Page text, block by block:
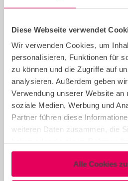
Diese Webseite verwendet
Wir verwenden Cookies, um
personalisieren, Funktionen für
zu können und die Zugriffe auf
analysieren. Außerdem geben
Verwendung unserer Website an
soziale Medien, Werbung und
Partner führen diese
weiteren Daten zusammen, die
gesammelt haben.
Alle Cookies
KölnTourismus
50667
+49 221
Imprint
Privacy